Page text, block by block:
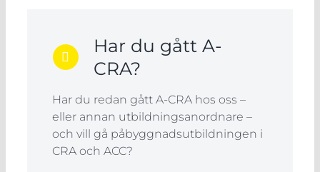
Har du gått A-
CRA?
Har du redan gått A-CRA hos oss –
eller annan utbildningsanordnare –
och vill gå påbyggnadsutbildningen i
CRA och ACC?